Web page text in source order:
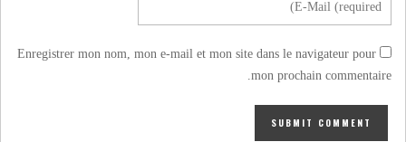
Enregistrer mon nom, mon e-mail et mon site dans le navigateur pour
mon prochain commentaire.